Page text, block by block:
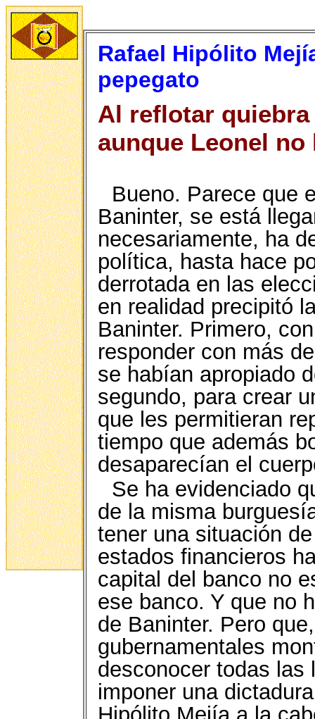
Rafael Hipólito
pepegato
Al reflotar
aunque Leonel no
Bueno. Parece que
Baninter, se está
necesariamente, ha
política, hasta hace
derrotada en las
en realidad precipitó
Baninter. Primero,
responder con más
se habían apropiado
segundo, para crear
que les permitieran
tiempo que además
desaparecían el
Se ha evidenciado
de la misma
tener una situación
estados financieros
capital del banco no
ese banco. Y que no
de Baninter. Pero
gubernamentales
desconocer todas las
imponer una